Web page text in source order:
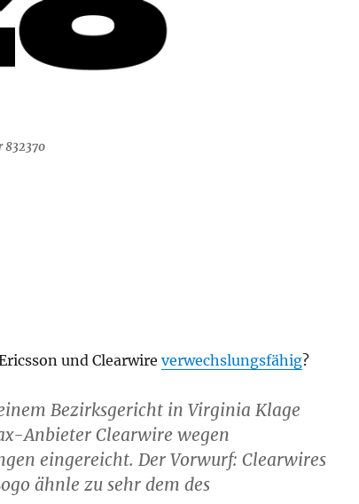
832370
und Clearwire verwechslungsfähig?
Bezirksgericht in Virginia Klage
Anbieter Clearwire wegen
eingereicht. Der Vorwurf: Clearwires
ähnle zu sehr dem des